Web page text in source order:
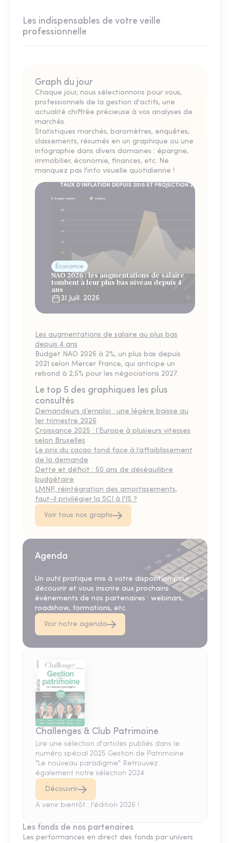
Les indispensables de votre veille
professionnelle
Graph du jour
Chaque jour, nous sélectionnons pour vous,
professionnels de la gestion d'actifs, une
actualité chiffrée précieuse à vos analyses de
marchés.
Statistiques marchés, baromètres, enquêtes,
classements, résumés en un graphique ou une
infographie dans divers domaines : épargne,
immobilier, économie, finances, etc. Ne
manquez pas l'info visuelle quotidienne !
Économie
NAO 2026 : les augmentations de salaire
tombent à leur plus bas niveau depuis 4
ans
31 Juill. 2026
Les augmentations de salaire au plus bas
depuis 4 ans
Budget NAO 2026 à 2%, un plus bas depuis
2021 selon Mercer France, qui anticipe un
rebond à 2,5% pour les négociations 2027.
Le top 5 des graphiques les plus
consultés
Demandeurs d’emploi : une légère baisse au
1er trimestre 2026
Croissance 2025 : l’Europe à plusieurs vitesses
selon Bruxelles
Le prix du cacao fond face à l’affaiblissement
de la demande
Dette et déficit : 50 ans de déséquilibre
budgétaire
LMNP, réintégration des amortissements,
faut-il privilégier la SCI à l'IS ?
Voir tous nos graphs
Agenda
Un outil pratique mis à votre disposition pour
découvrir et vous inscrire aux prochains
événements de nos partenaires : webinars,
roadshow, formations, etc.
Voir notre agenda
Challenges & Club Patrimoine
Lire une sélection d'articles publiés dans le
numéro spécial 2025 Gestion de Patrimoine
"Le nouveau paradigme". Retrouvez
également notre sélection 2024.
Découvrir
A venir bientôt : l'édition 2026 !
Les fonds de nos partenaires
Les performances en direct des fonds par univers